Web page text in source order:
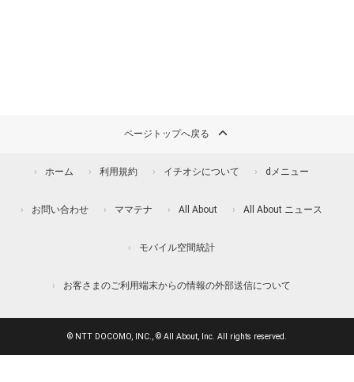
ページトップへ戻る
ホーム 利用規約 イチオシについて dメニュー
お問い合わせ ママテナ All About All About ニュース
モバイル空間統計
お客さまのご利用端末からの情報の外部送信について
© NTT DOCOMO, INC., © All About, Inc. All rights reserved.